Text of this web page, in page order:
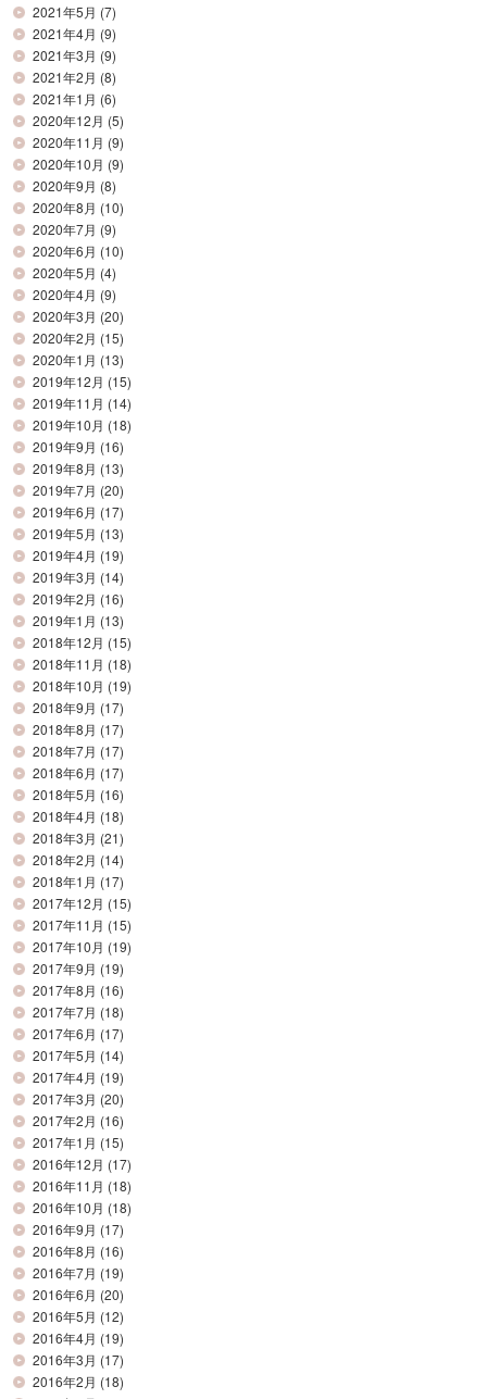
2021年5月 (7)
2021年4月 (9)
2021年3月 (9)
2021年2月 (8)
2021年1月 (6)
2020年12月 (5)
2020年11月 (9)
2020年10月 (9)
2020年9月 (8)
2020年8月 (10)
2020年7月 (9)
2020年6月 (10)
2020年5月 (4)
2020年4月 (9)
2020年3月 (20)
2020年2月 (15)
2020年1月 (13)
2019年12月 (15)
2019年11月 (14)
2019年10月 (18)
2019年9月 (16)
2019年8月 (13)
2019年7月 (20)
2019年6月 (17)
2019年5月 (13)
2019年4月 (19)
2019年3月 (14)
2019年2月 (16)
2019年1月 (13)
2018年12月 (15)
2018年11月 (18)
2018年10月 (19)
2018年9月 (17)
2018年8月 (17)
2018年7月 (17)
2018年6月 (17)
2018年5月 (16)
2018年4月 (18)
2018年3月 (21)
2018年2月 (14)
2018年1月 (17)
2017年12月 (15)
2017年11月 (15)
2017年10月 (19)
2017年9月 (19)
2017年8月 (16)
2017年7月 (18)
2017年6月 (17)
2017年5月 (14)
2017年4月 (19)
2017年3月 (20)
2017年2月 (16)
2017年1月 (15)
2016年12月 (17)
2016年11月 (18)
2016年10月 (18)
2016年9月 (17)
2016年8月 (16)
2016年7月 (19)
2016年6月 (20)
2016年5月 (12)
2016年4月 (19)
2016年3月 (17)
2016年2月 (18)